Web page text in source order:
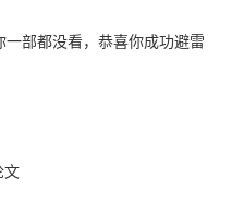
部都没看，恭喜你成功避雷
文